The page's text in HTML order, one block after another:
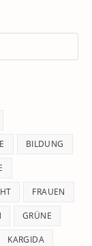
BILDUNG
FRAUEN
GRÜNE
KARGIDA